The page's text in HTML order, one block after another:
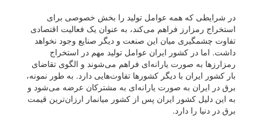
در شرایطی که همه عوامل تولید را بخش خصوصی برای
استخراج رمزارز فراهم می‌کند، به عنوان یک فعالیت اقتصادی
تفاوت چشمگیری میان این صنعت و دیگر صنایع وجود نخواهد
داشت. اما در کشور ایران عوامل تولید مهم در استخراج
رمزارز‌ها به صورت یارانه‌ای فراهم می‌شوند و الگوی تقاضای
بار کشور ایران با دیگر کشور‌ها تفاوت‌هایی دارد. به طور نمونه،
برق در ایران به صورت یارانه‌ای به مشترکان عرضه می‌شود و
به این دلیل کشور ایران پس از کشور میانمار ارزان‌ترین قیمت
برق در دنیا را دارد.